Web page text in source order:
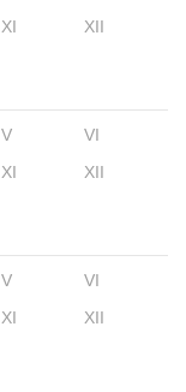
XI XII
V
VI
XI XII
V
VI
XI XII